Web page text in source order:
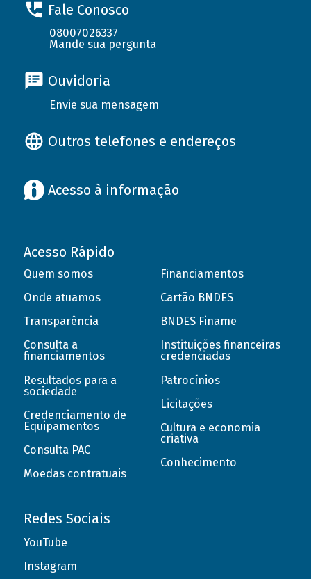
Fale Conosco
08007026337
Mande sua pergunta
Ouvidoria
Envie sua mensagem
Outros telefones e endereços
Acesso à informação
Acesso Rápido
Quem somos
Onde atuamos
Transparência
Consulta a
financiamentos
Resultados para a
sociedade
Credenciamento de
Equipamentos
Consulta PAC
Moedas contratuais
Financiamentos
Cartão BNDES
BNDES Finame
Instituições financeiras
credenciadas
Patrocínios
Licitações
Cultura e economia
criativa
Conhecimento
Redes Sociais
YouTube
Instagram